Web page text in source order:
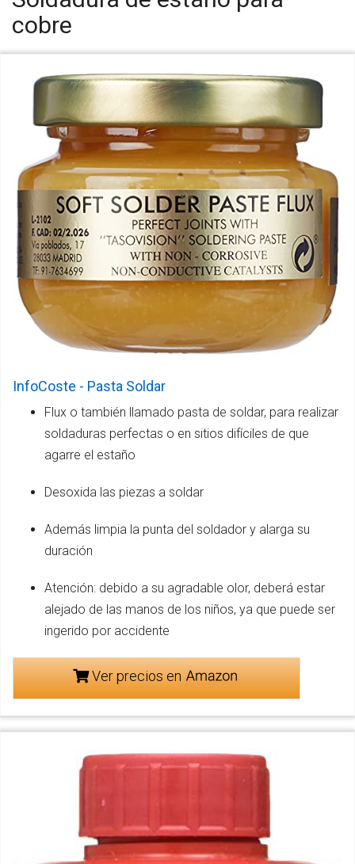
cobre
InfoCoste - Pasta Soldar
Flux o también llamado pasta de soldar, para realizar
soldaduras perfectas o en sitios difíciles de que
agarre el estaño
Desoxida las piezas a soldar
Además limpia la punta del soldador y alarga su
duración
Atención: debido a su agradable olor, deberá estar
alejado de las manos de los niños, ya que puede ser
ingerido por accidente
Ver precios en